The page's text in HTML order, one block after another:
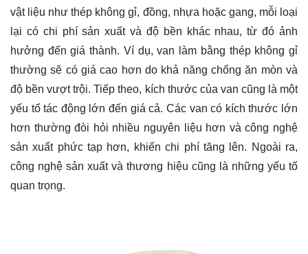
vật liệu như thép không gỉ, đồng, nhựa hoặc gang, mỗi loại
lại có chi phí sản xuất và độ bền khác nhau, từ đó ảnh
hưởng đến giá thành. Ví dụ, van làm bằng thép không gỉ
thường sẽ có giá cao hơn do khả năng chống ăn mòn và
độ bền vượt trội. Tiếp theo, kích thước của van cũng là một
yếu tố tác động lớn đến giá cả. Các van có kích thước lớn
hơn thường đòi hỏi nhiều nguyên liệu hơn và công nghệ
sản xuất phức tạp hơn, khiến chi phí tăng lên. Ngoài ra,
công nghệ sản xuất và thương hiệu cũng là những yếu tố
quan trọng.